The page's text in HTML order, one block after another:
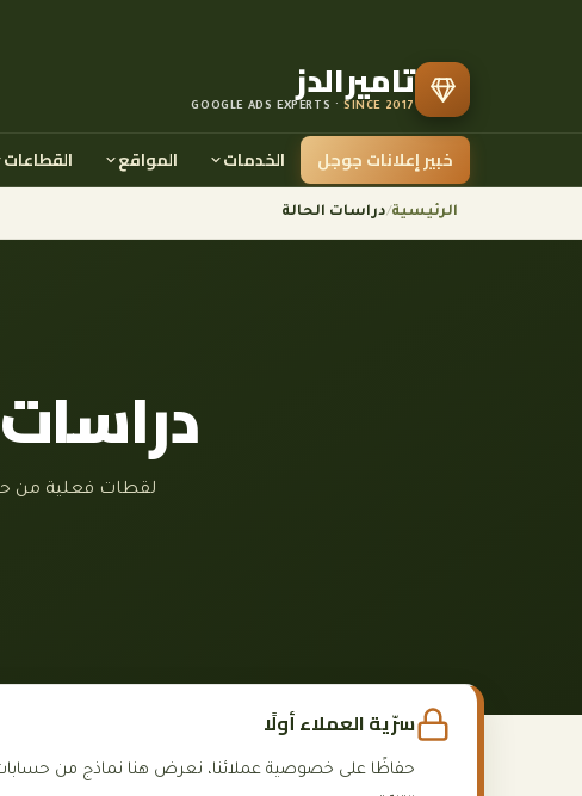
تاميرالدزGOOGLE ADS EXPERTS · SINCE 2017
خبير إعلانات جوجل الخدمات المواقع القطاعات
الرئيسية/دراسات الحالة
سرّية العملاء أولًا
حفاظًا على خصوصية عملائنا، نعرض هنا نماذج من